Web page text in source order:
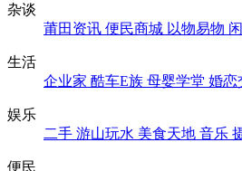
杂谈
莆田资讯 便民商城 以物易物
生活
企业家 酷车E族 母婴学堂 婚恋
娱乐
二手 游山玩水 美食天地 音乐
便民